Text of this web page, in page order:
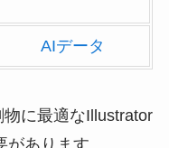
AIデータ
に最適なIllustrator